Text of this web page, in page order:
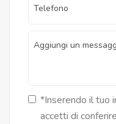
*Inserendo il tuo
accetti di